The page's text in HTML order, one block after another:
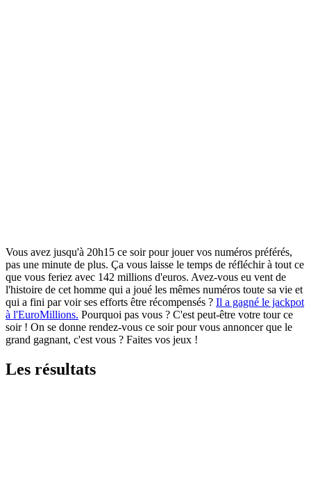
Vous avez jusqu'à 20h15 ce soir pour jouer vos numéros préférés,
pas une minute de plus. Ça vous laisse le temps de réfléchir à tout ce
que vous feriez avec 142 millions d'euros. Avez-vous eu vent de
l'histoire de cet homme qui a joué les mêmes numéros toute sa vie et
qui a fini par voir ses efforts être récompensés ? Il a gagné le jackpot
à l'EuroMillions. Pourquoi pas vous ? C'est peut-être votre tour ce
soir ! On se donne rendez-vous ce soir pour vous annoncer que le
grand gagnant, c'est vous ? Faites vos jeux !
Les résultats